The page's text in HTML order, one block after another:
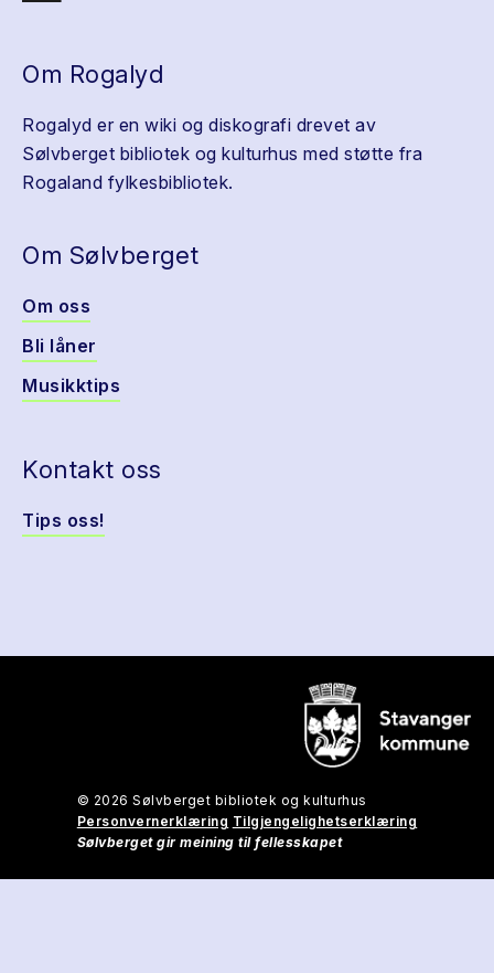
Om Rogalyd
Rogalyd er en wiki og diskografi drevet av
Sølvberget bibliotek og kulturhus med støtte fra
Rogaland fylkesbibliotek.
Om Sølvberget
Om oss
Bli låner
Musikktips
Kontakt oss
Tips oss!
© 2026 Sølvberget bibliotek og kulturhus
Personvernerklæring Tilgjengelighetserklæring
Sølvberget gir meining til fellesskapet